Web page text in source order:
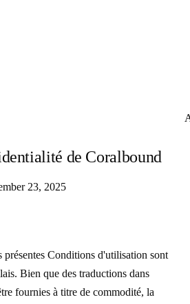
de Coralbound
23, 2025
présentes Conditions d'utilisation sont
Bien que des traductions dans
fournies à titre de commodité, la